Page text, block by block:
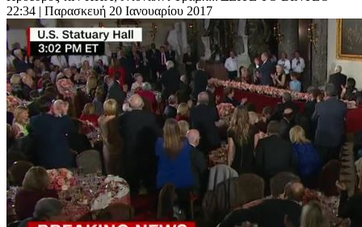
22:34 | Παρασκευή 20 Ιανουαρίου 2017